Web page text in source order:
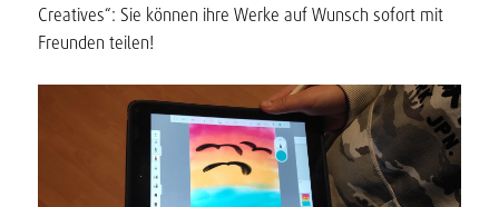
Creatives“: Sie können ihre Werke auf Wunsch sofort mit
Freunden teilen!